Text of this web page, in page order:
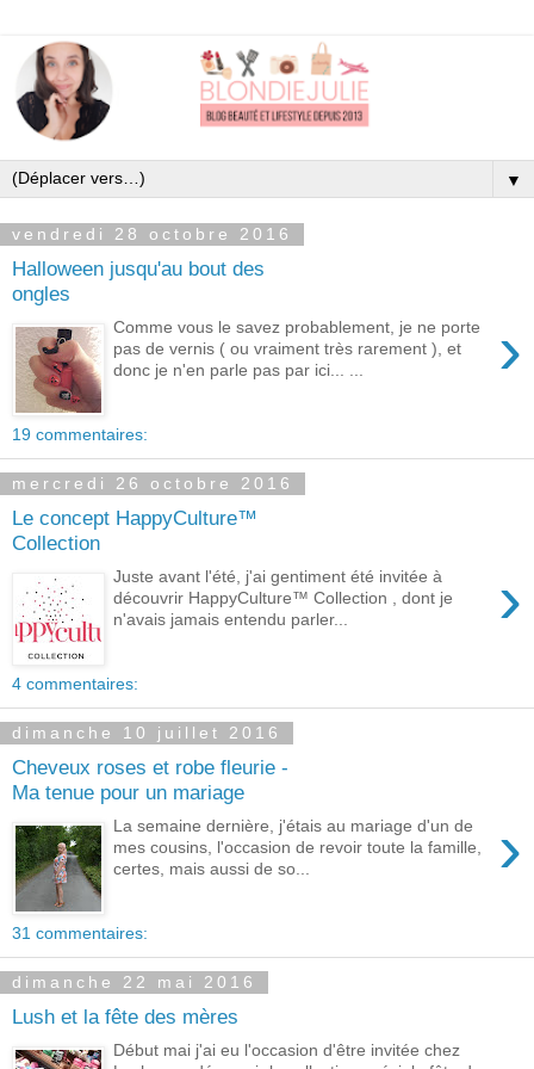
▼
vendredi 28 octobre 2016
Halloween jusqu'au bout des
ongles
›
Comme vous le savez probablement, je ne porte
pas de vernis ( ou vraiment très rarement ), et
donc je n'en parle pas par ici... ...
19 commentaires:
mercredi 26 octobre 2016
Le concept HappyCulture™
Collection
›
Juste avant l'été, j'ai gentiment été invitée à
découvrir HappyCulture™ Collection , dont je
n'avais jamais entendu parler...
4 commentaires:
dimanche 10 juillet 2016
Cheveux roses et robe fleurie -
Ma tenue pour un mariage
›
La semaine dernière, j'étais au mariage d'un de
mes cousins, l'occasion de revoir toute la famille,
certes, mais aussi de so...
31 commentaires:
dimanche 22 mai 2016
Lush et la fête des mères
Début mai j'ai eu l'occasion d'être invitée chez